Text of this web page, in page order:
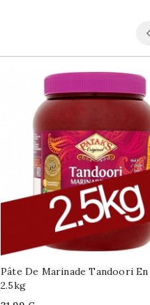
Pâte De Marinade Tandoori
2.5kg